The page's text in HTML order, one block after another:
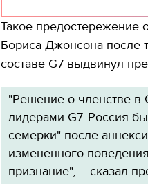
Такое предостережение
Бориса Джонсона после
составе G7 выдвинул
"Решение о членстве в
лидерами G7. Россия
семерки" после
измененного
признание", – сказал